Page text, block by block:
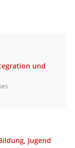
und
Jugend